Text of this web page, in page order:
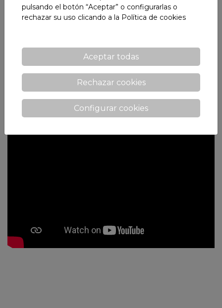
pulsando el botón “Aceptar” o configurarlas o
rechazar su uso clicando a la Política de cookies
Aceptar todas
Rechazar cookies
Configurar cookies